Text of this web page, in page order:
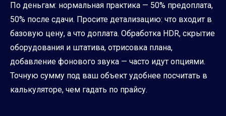
По деньгам: нормальная практика — 50% предоплата,
50% после сдачи. Просите детализацию: что входит в
базовую цену, а что доплата. Обработка HDR, скрытие
оборудования и штатива, отрисовка плана,
добавление фонового звука — часто идут опциями.
Точную сумму под ваш объект удобнее посчитать в
калькуляторе, чем гадать по прайсу.